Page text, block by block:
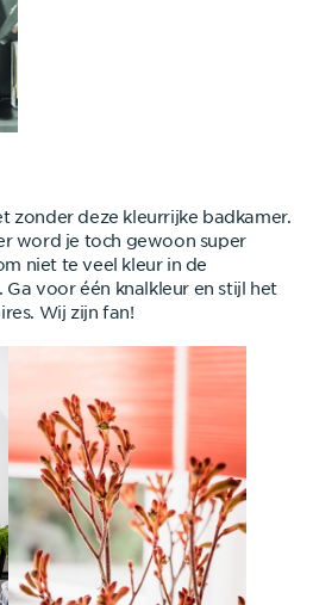
zonder deze kleurrijke badkamer.
word je toch gewoon super
niet te veel kleur in de
voor één knalkleur en stijl het
Wij zijn fan!